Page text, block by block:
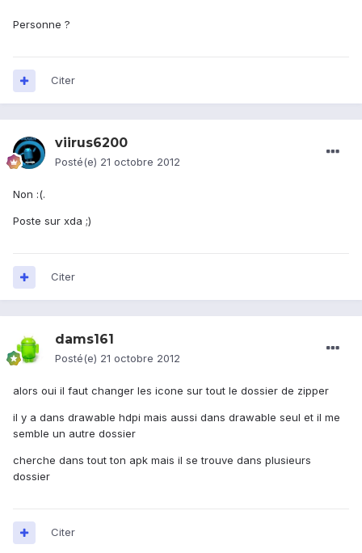
Personne ?
Citer
viirus6200
Posté(e) 21 octobre 2012
Non :(.
Poste sur xda ;)
Citer
dams161
Posté(e) 21 octobre 2012
alors oui il faut changer les icone sur tout le dossier de zipper
il y a dans drawable hdpi mais aussi dans drawable seul et il me
semble un autre dossier
cherche dans tout ton apk mais il se trouve dans plusieurs
dossier
Citer